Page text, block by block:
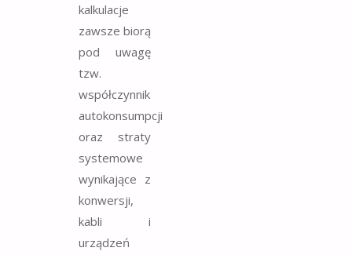
kalkulacje
zawsze biorą
pod uwagę
tzw.
współczynnik
autokonsumpcji
oraz straty
systemowe
wynikające z
konwersji,
kabli i
urządzeń